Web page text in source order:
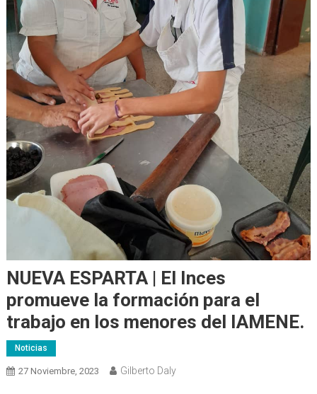
NUEVA ESPARTA | El Inces
promueve la formación para el
trabajo en los menores del IAMENE.
Noticias
27 Noviembre, 2023 Gilberto Daly